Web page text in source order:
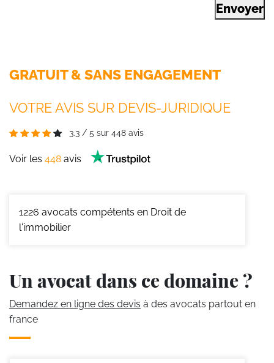
Envoyer
GRATUIT & SANS ENGAGEMENT
VOTRE AVIS SUR DEVIS-JURIDIQUE
3.3 / 5 sur 448 avis
Voir les 448 avis
1226 avocats compétents en Droit de
l'immobilier
Un avocat dans ce domaine ?
Demandez en ligne des devis à des avocats partout en
france